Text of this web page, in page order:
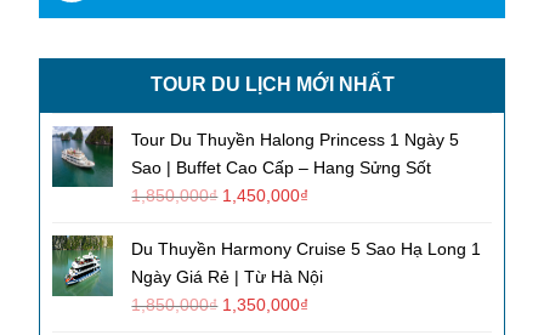
TOUR DU LỊCH MỚI NHẤT
Tour Du Thuyền Halong Princess 1 Ngày 5
Sao | Buffet Cao Cấp – Hang Sửng Sốt
1,850,000₫ 1,450,000₫
Du Thuyền Harmony Cruise 5 Sao Hạ Long 1
Ngày Giá Rẻ | Từ Hà Nội
1,850,000₫ 1,350,000₫